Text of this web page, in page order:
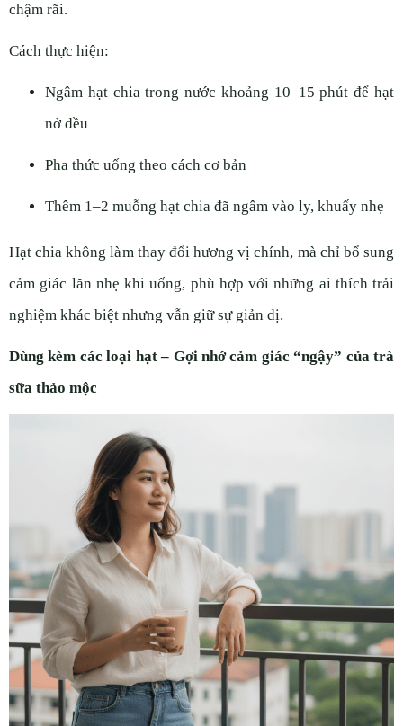
chậm rãi.
Cách thực hiện:
Ngâm hạt chia trong nước khoảng 10–15 phút để hạt
nở đều
Pha thức uống theo cách cơ bản
Thêm 1–2 muỗng hạt chia đã ngâm vào ly, khuấy nhẹ
Hạt chia không làm thay đổi hương vị chính, mà chỉ bổ sung
cảm giác lăn nhẹ khi uống, phù hợp với những ai thích trải
nghiệm khác biệt nhưng vẫn giữ sự giản dị.
Dùng kèm các loại hạt – Gợi nhớ cảm giác “ngậy” của trà
sữa thảo mộc